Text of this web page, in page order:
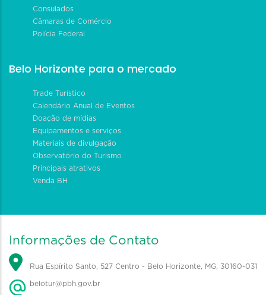
Consulados
Câmaras de Comércio
Polícia Federal
Belo Horizonte para o mercado
Trade Turístico
Calendário Anual de Eventos
Doação de mídias
Equipamentos e serviços
Materiais de divulgação
Observatório do Turismo
Principais atrativos
Venda BH
Informações de Contato
Rua Espírito Santo, 527 Centro - Belo Horizonte, MG, 30160-031
belotur@pbh.gov.br